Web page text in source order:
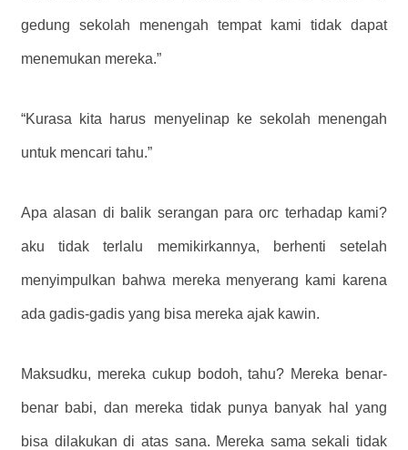
gedung sekolah menengah tempat kami tidak dapat
menemukan mereka.”
“Kurasa kita harus menyelinap ke sekolah menengah
untuk mencari tahu.”
Apa alasan di balik serangan para orc terhadap kami?
aku tidak terlalu memikirkannya, berhenti setelah
menyimpulkan bahwa mereka menyerang kami karena
ada gadis-gadis yang bisa mereka ajak kawin.
Maksudku, mereka cukup bodoh, tahu? Mereka benar-
benar babi, dan mereka tidak punya banyak hal yang
bisa dilakukan di atas sana. Mereka sama sekali tidak